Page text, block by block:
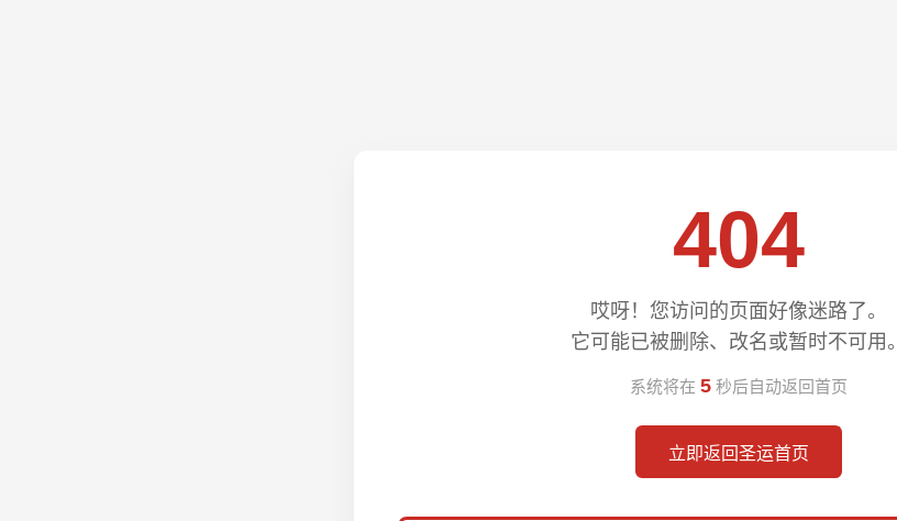
404
哎呀！您访问的页面好像迷路了。
它可能已被删除、改名或暂时不可用。
系统将在 4 秒后自动返回首页
立即返回圣运首页